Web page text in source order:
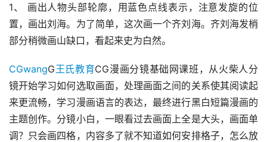
1、 画出人物头部轮廓，用蓝色点线表示，注意发旋的位
置，画出刘海。为了简单，这次画一个齐刘海。齐刘海发梢
部分稍微画山缺口，看起来史为白然。
CGwangG王氏教育CG漫画分镜基础网课班，从火柴人分
镜开始学习如何选取画面，处理画面之间的关系使其阅读起
来更流畅，学习漫画语言的表达，最终进行黑白短篇漫画的
主题创作。分镜小白，一眼看过去画面上全是大头，画面单
调？只会画四格，内容多了就不知道如何安排格子，怎么放